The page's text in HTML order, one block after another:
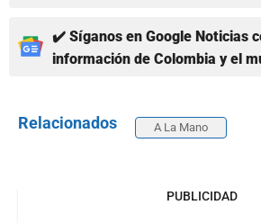
✔️ Síganos en Google Noticias
información de Colombia y el
Relacionados A La Mano
PUBLICIDAD